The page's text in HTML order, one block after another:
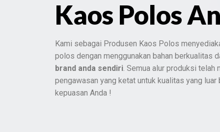
Kaos Polos
Kami sebagai Produsen Kaos Polos
polos dengan menggunakan bahan berkualitas
brand anda sendiri. Semua alur produksi telah
pengawasan yang ketat untuk kualitas yang
kepuasan Anda !